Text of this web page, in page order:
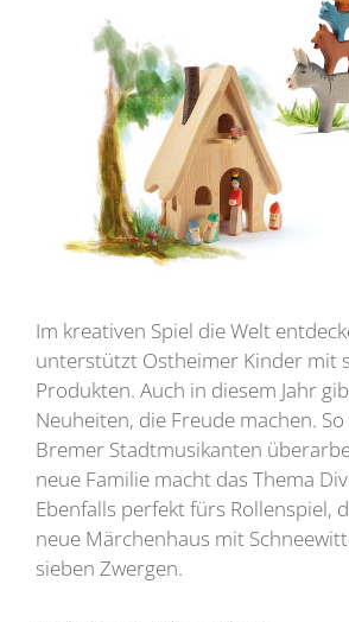
Im kreativen Spiel die Welt
unterstützt Ostheimer Kinder mit
Produkten. Auch in diesem Jahr
Neuheiten, die Freude machen.
Bremer Stadtmusikanten
neue Familie macht das Thema
Ebenfalls perfekt fürs Rollenspiel,
neue Märchenhaus mit
sieben Zwergen.